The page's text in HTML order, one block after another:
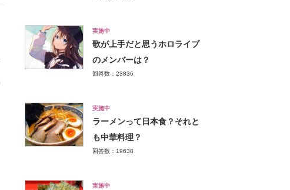
実施中
歌が上手だと思うホロライブ
のメンバーは？
回答数：23836
実施中
ラーメンって日本食？それと
も中華料理？
回答数：19638
実施中